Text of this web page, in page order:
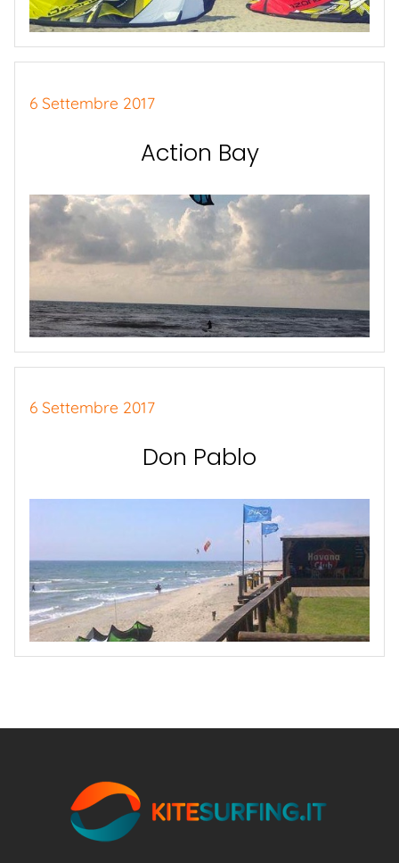
6 Settembre 2017
Action Bay
6 Settembre 2017
Don Pablo